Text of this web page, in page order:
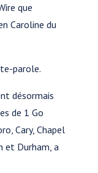
que
Caroline du
parole.
désormais
de 1 Go
Cary, Chapel
et Durham, a